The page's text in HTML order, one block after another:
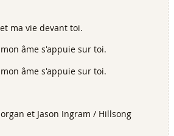
ma vie devant toi.
âme s'appuie sur toi.
âme s'appuie sur toi.
et Jason Ingram / Hillsong